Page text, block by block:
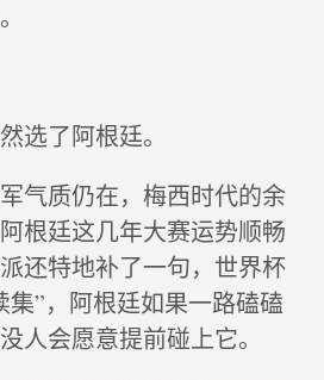
选了阿根廷。
气质仍在，梅西时代的余
根廷这几年大赛运势顺畅
还特地补了一句，世界杯
集”，阿根廷如果一路磕磕
人会愿意提前碰上它。